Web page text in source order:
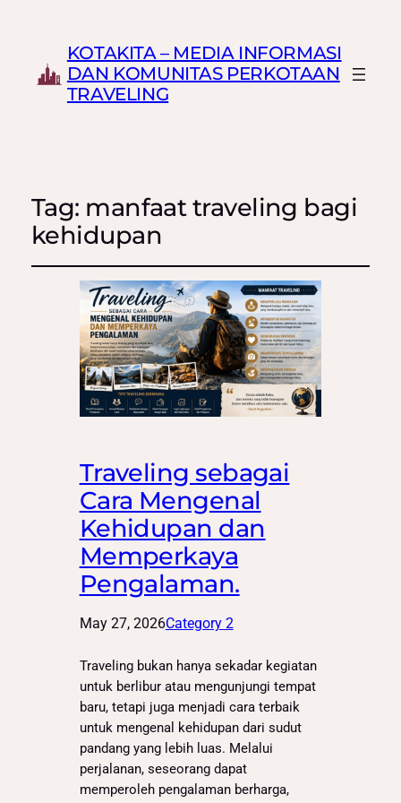
KOTAKITA – MEDIA INFORMASI
DAN KOMUNITAS PERKOTAAN
TRAVELING
Tag: manfaat traveling bagi
kehidupan
Traveling sebagai
Cara Mengenal
Kehidupan dan
Memperkaya
Pengalaman.
May 27, 2026Category 2
Traveling bukan hanya sekadar kegiatan
untuk berlibur atau mengunjungi tempat
baru, tetapi juga menjadi cara terbaik
untuk mengenal kehidupan dari sudut
pandang yang lebih luas. Melalui
perjalanan, seseorang dapat
memperoleh pengalaman berharga,